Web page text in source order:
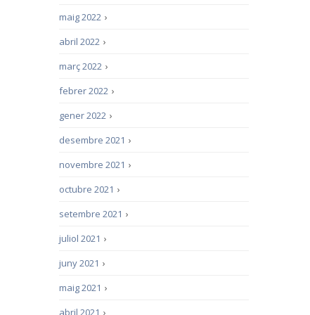
›
maig 2022
›
abril 2022
›
març 2022
›
febrer 2022
›
gener 2022
›
desembre 2021
›
novembre 2021
›
octubre 2021
›
setembre 2021
›
juliol 2021
›
juny 2021
›
maig 2021
›
abril 2021